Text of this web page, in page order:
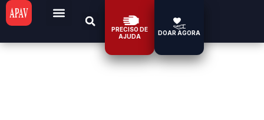
PRECISO DE
AJUDA
DOAR AGORA